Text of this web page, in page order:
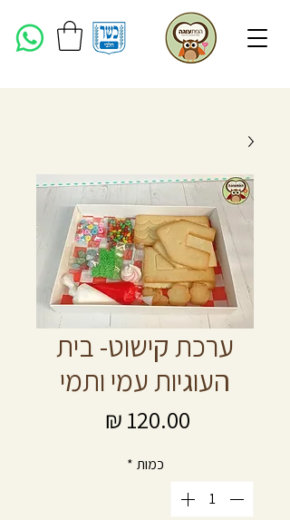
ערכת קישוט- בית
העוגיות עמי ותמי
כמות *